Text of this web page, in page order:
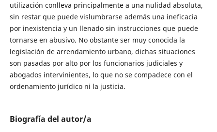
utilización conlleva principalmente a una nulidad absoluta,
sin restar que puede vislumbrarse además una ineficacia
por inexistencia y un llenado sin instrucciones que puede
tornarse en abusivo. No obstante ser muy conocida la
legislación de arrendamiento urbano, dichas situaciones
son pasadas por alto por los funcionarios judiciales y
abogados intervinientes, lo que no se compadece con el
ordenamiento jurídico ni la justicia.
Biografía del autor/a